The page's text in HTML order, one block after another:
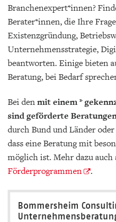
Branchenexpert*innen?
Berater*innen, die Ihre
Existenzgründung,
Unternehmensstrategie,
beantworten. Einige bieten
Beratung, bei Bedarf
Bei denmit einem *
sind geförderte
durch Bund und Länder
dass eine Beratung mit
möglich ist. Mehr dazu auch
Förderprogrammen
.
Bommersheim